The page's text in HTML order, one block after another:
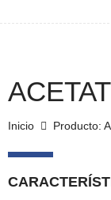
Inicio Producto: